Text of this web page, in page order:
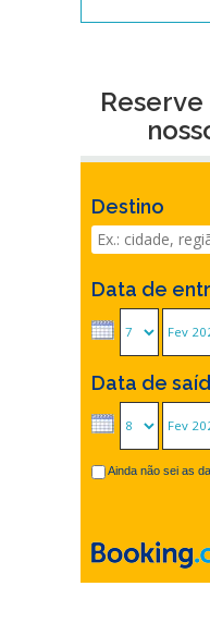
Destino
Data de
Data de
Ainda não sei as